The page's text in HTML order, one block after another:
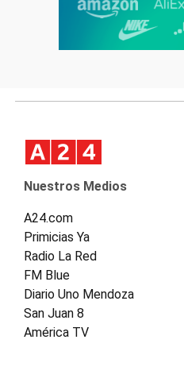
Nuestros Medios
A24.com
Primicias Ya
Radio La Red
FM Blue
Diario Uno Mendoza
San Juan 8
América TV